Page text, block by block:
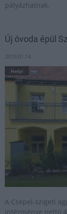
pályázhatnak.
Új óvoda épül
2019.01.14
Helyi
A Csepel-szigeti
intézménye nettó